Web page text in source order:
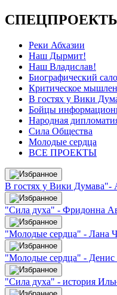
Реки Абхазии
Наш Дырмит!
Наш Владислав!
Биографический
Критическое
В гостях у Вики
Бойцы
Народная
Сила Общества
Молодые сердца
ВСЕ ПРОЕКТЫ
В гостях у Вики Думава"-
"Сила духа" - Фридонна
"Молодые сердца" - Лана
"Молодые сердца" - Денис
"Сила духа" - история